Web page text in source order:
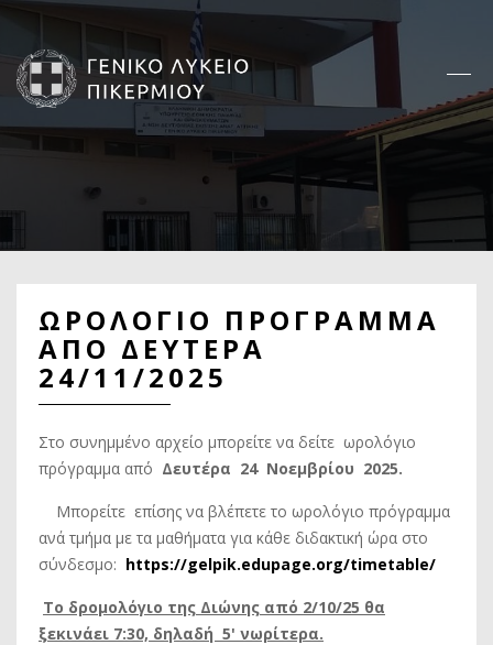
Παράκαμψη
κυρίως
περιεχόμενο
Κεντρική
πλοήγηση
ΩΡΟΛΟΓΙΟ ΠΡΟΓΡΑΜΜΑ
ΑΠΟ ΔΕΥΤΕΡΑ
24/11/2025
Στο συνημμένο αρχείο μπορείτε να δείτε ωρολόγιο
πρόγραμμα από Δευτέρα 24 Νοεμβρίου 2025.
Μπορείτε επίσης να βλέπετε το ωρολόγιο πρόγραμμα
ανά τμήμα με τα μαθήματα για κάθε διδακτική ώρα στο
σύνδεσμο: https://gelpik.edupage.org/timetable/
Tο δρομολόγιο της Διώνης από 2/10/25 θα
ξεκινάει 7:30, δηλαδή 5' νωρίτερα.